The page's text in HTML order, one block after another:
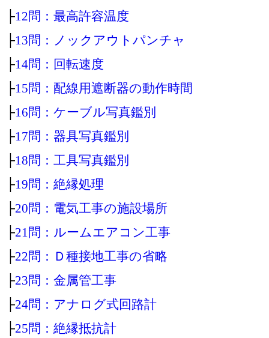
├12問：最高許容温度
├13問：ノックアウトパンチャ
├14問：回転速度
├15問：配線用遮断器の動作時間
├16問：ケーブル写真鑑別
├17問：器具写真鑑別
├18問：工具写真鑑別
├19問：絶縁処理
├20問：電気工事の施設場所
├21問：ルームエアコン工事
├22問：Ｄ種接地工事の省略
├23問：金属管工事
├24問：アナログ式回路計
├25問：絶縁抵抗計